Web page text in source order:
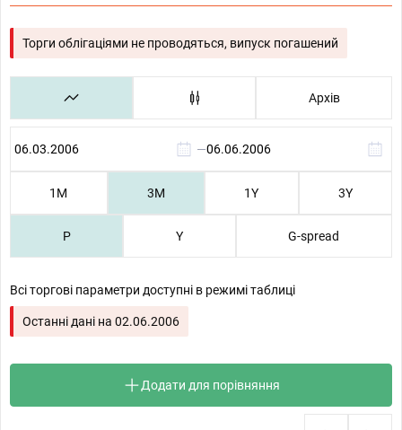
Торги облігаціями не проводяться, випуск погашений
Архів
—
1М 3М 1Y 3Y
P Y G-spread
Всі торгові параметри доступні в режимі таблиці
Останні дані на 02.06.2006
Додати для порівняння